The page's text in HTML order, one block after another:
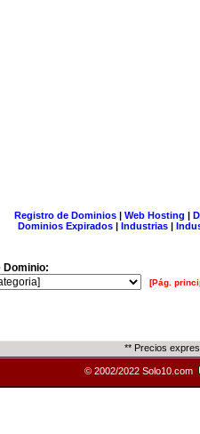
Registro de Dominios| Web Hosting |
Dominios Expirados | Industrias |
Dominio:
[Pág.
** Precios
© 2002/2022 Solo10.com